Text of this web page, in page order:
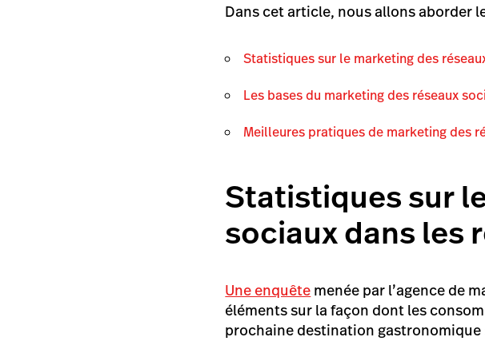
Dans cet article, nous allons aborder
Statistiques sur le marketing des
Les bases du marketing des réseaux
Meilleures pratiques de marketing des
Statistiques sur
sociaux dans les
Une enquête menée par l’agence de
éléments sur la façon dont les
prochaine destination gastronomique